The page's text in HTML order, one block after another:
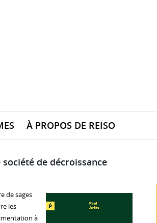
À PROPOS DE REISO
de décroissance
de sages
les
à